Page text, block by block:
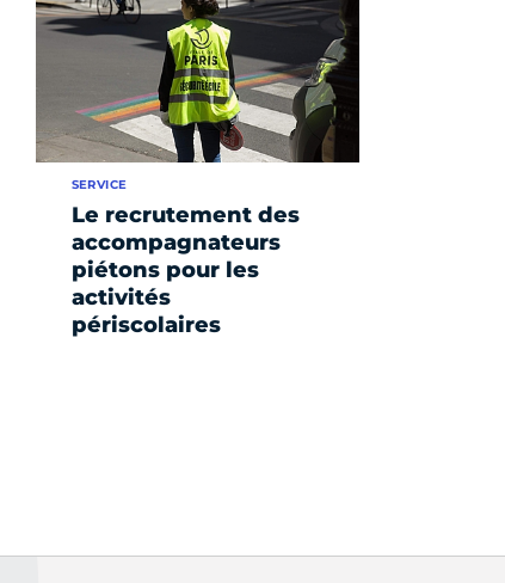
Le recrutement des
accompagnateurs
piétons pour les
activités
périscolaires
SERVICE